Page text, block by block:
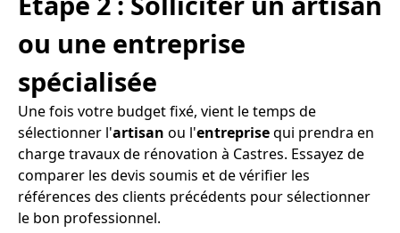
ou une entreprise
spécialisée
Une fois votre budget fixé, vient le temps de
sélectionner l'artisan ou l'entreprisequi prendra en
charge travaux de rénovation à Castres. Essayez de
comparer les devis soumis et de vérifier les
références des clients précédents pour sélectionner
le bon professionnel.